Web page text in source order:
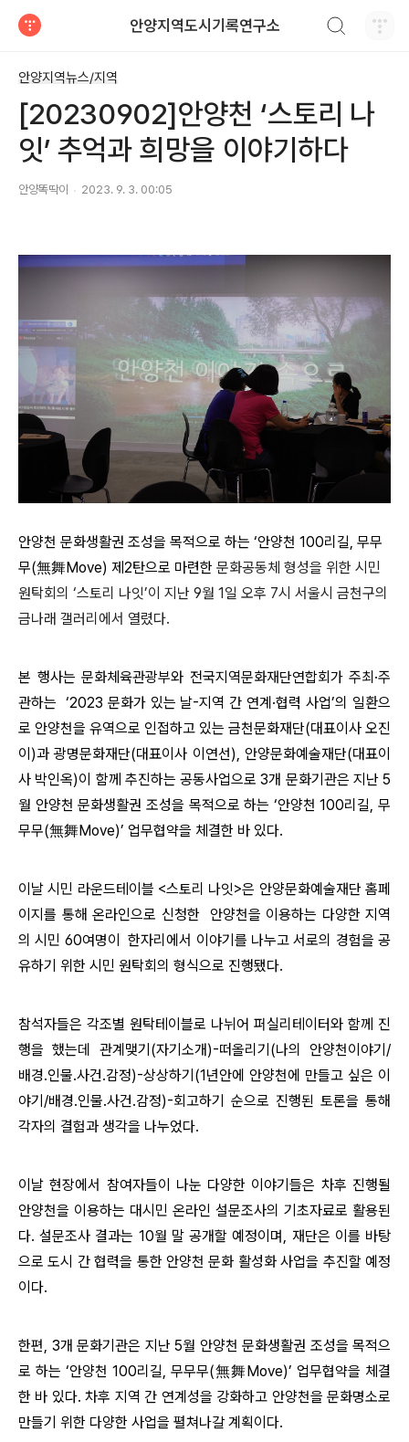
안양지역도시기록연구소
안양지역뉴스/지역
[20230902]안양천 ‘스토리 나
잇’ 추억과 희망을 이야기하다
안양똑딱이 2023. 9. 3. 00:05
안양천 문화생활권 조성을 목적으로 하는 ‘안양천 100리길, 무무
무(無舞Move) 제2탄으로 마련한 문화공동체 형성을 위한 시민
원탁회의 ‘스토리 나잇’이 지난 9월 1일 오후 7시 서울시 금천구의
금나래 갤러리에서 열렸다.
본 행사는 문화체육관광부와 전국지역문화재단연합회가 주최·주
관하는 ‘2023 문화가 있는 날-지역 간 연계·협력 사업’의 일환으
로 안양천을 유역으로 인접하고 있는 금천문화재단(대표이사 오진
이)과 광명문화재단(대표이사 이연선), 안양문화예술재단(대표이
사 박인옥)이 함께 추진하는 공동사업으로 3개 문화기관은 지난 5
월 안양천 문화생활권 조성을 목적으로 하는 ‘안양천 100리길, 무
무무(無舞Move)’ 업무협약을 체결한 바 있다.
이날 시민 라운드테이블 <스토리 나잇>은 안양문화예술재단 홈페
이지를 통해 온라인으로 신청한 안양천을 이용하는 다양한 지역
의 시민 60여명이 한자리에서 이야기를 나누고 서로의 경험을 공
유하기 위한 시민 원탁회의 형식으로 진행됐다.
참석자들은 각조별 원탁테이블로 나뉘어 퍼실리테이터와 함께 진
행을 했는데 관계맺기(자기소개)-떠올리기(나의 안양천이야기/
배경.인물.사건.감정)-상상하기(1년안에 안양천에 만들고 싶은 이
야기/배경.인물.사건.감정)-회고하기 순으로 진행된 토론을 통해
각자의 결험과 생각을 나누었다.
이날 현장에서 참여자들이 나눈 다양한 이야기들은 차후 진행될
안양천을 이용하는 대시민 온라인 설문조사의 기초자료로 활용된
다. 설문조사 결과는 10월 말 공개할 예정이며, 재단은 이를 바탕
으로 도시 간 협력을 통한 안양천 문화 활성화 사업을 추진할 예정
이다.
한편, 3개 문화기관은 지난 5월 안양천 문화생활권 조성을 목적으
로 하는 ‘안양천 100리길, 무무무(無舞Move)’ 업무협약을 체결
한 바 있다. 차후 지역 간 연계성을 강화하고 안양천을 문화명소로
만들기 위한 다양한 사업을 펼쳐나갈 계획이다.